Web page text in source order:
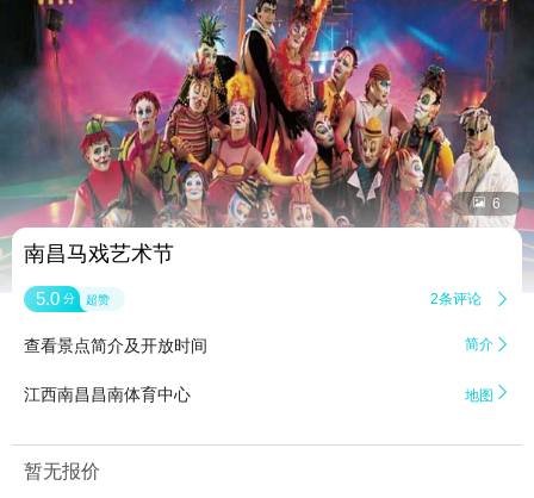
 6
南昌马戏艺术节
5.0 分 超赞 2条评论 
查看景点简介及开放时间 简介 
江西南昌昌南体育中心 地图 
暂无报价